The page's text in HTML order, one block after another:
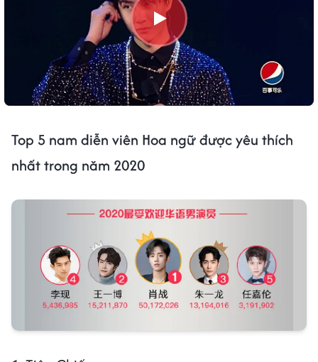
Top 5 nam diễn viên Hoa ngữ được yêu thích
nhất trong năm 2020